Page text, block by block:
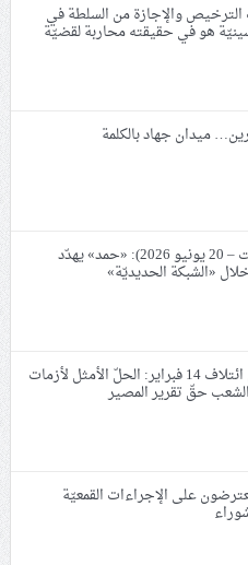
والإجازة من السلطة في
هو في حقيقته محاربة لقضيّة
ميدان جهاد بالكلمة
حدث الأسبوع (السبت – 20 يونيو 2026): «حمد» يهدّد
«الشبكة الحديديّة»
رئيس مجلس شورى ائتلاف 14 فبراير: الحلّ الأمثل لأزمات
حقّ تقرير المصير
على الإجراءات القمعيّة